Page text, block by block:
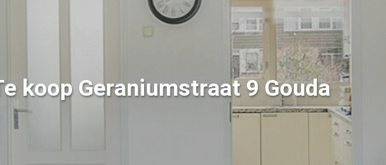
koop Geraniumstraat 9 Gouda